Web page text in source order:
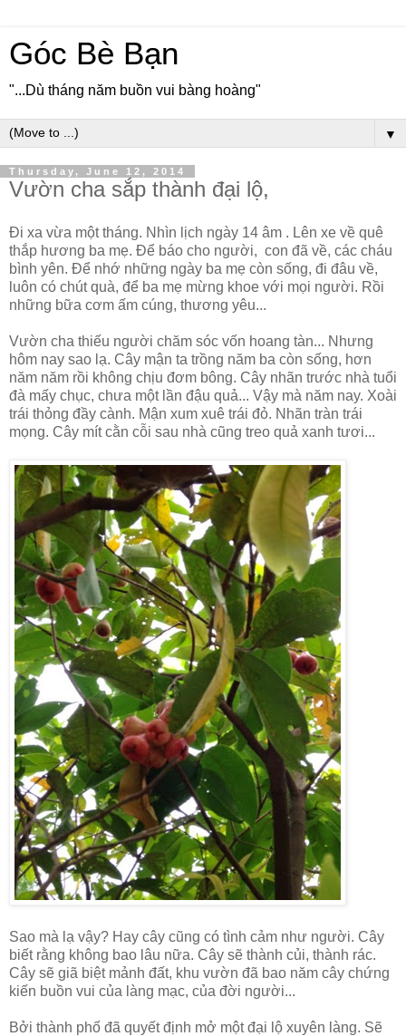
Góc Bè Bạn
"...Dù tháng năm buồn vui bàng hoàng"
▼
Thursday, June 12, 2014
Vườn cha sắp thành đại lộ,
Đi xa vừa một tháng. Nhìn lịch ngày 14 âm . Lên xe về quê
thắp hương ba mẹ. Để báo cho người, con đã về, các cháu
bình yên. Để nhớ những ngày ba mẹ còn sống, đi đâu về,
luôn có chút quà, để ba mẹ mừng khoe với mọi người. Rồi
những bữa cơm ấm cúng, thương yêu...
Vườn cha thiếu người chăm sóc vốn hoang tàn... Nhưng
hôm nay sao lạ. Cây mận ta trồng năm ba còn sống, hơn
năm năm rồi không chịu đơm bông. Cây nhãn trước nhà tuổi
đà mấy chục, chưa một lần đậu quả... Vậy mà năm nay. Xoài
trái thỏng đầy cành. Mận xum xuê trái đỏ. Nhãn tràn trái
mọng. Cây mít cằn cỗi sau nhà cũng treo quả xanh tươi...
Sao mà lạ vậy? Hay cây cũng có tình cảm như người. Cây
biết rằng không bao lâu nữa. Cây sẽ thành củi, thành rác.
Cây sẽ giã biệt mảnh đất, khu vườn đã bao năm cây chứng
kiến buồn vui của làng mạc, của đời người...
Bởi thành phố đã quyết định mở một đại lộ xuyên làng. Sẽ